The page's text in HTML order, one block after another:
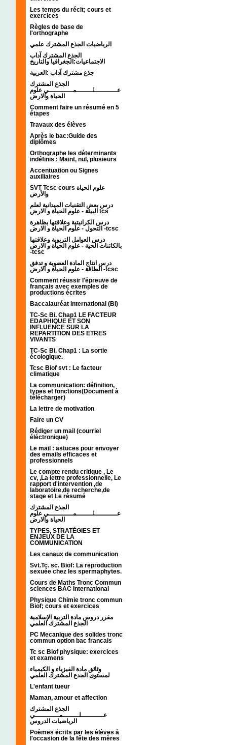
Les temps du récit; cours et
exercices
Règles de base de
l'orthographe
الرياضيات الجذع المشترك علمي
الجذع المشترك آداب
الاجتماعيات:الجغرافيا والتاريخ
جذع مشترك آداب :العربية
الجذع المشترك
عـــــــــــلــــــــمــــــــــــي علوم
الحياة والارض
Comment faire un résumé en 5
étapes
Travaux des élèves
Après le bac:Guide des
diplômes
Orthographe les déterminants
indéfinis : Maint, nul, plusieurs
Accentuation ou Signes
auxiliaires
SVT Tcsc cours علوم الحياة
والأرض
درس بعض التقنيات الميدانية لعلم
البيئة - علوم الحياة و الارض tcs
درس الكرانيتية وعلاقتها بظاهرة
التحول - علوم الحياة و الارض -tcsc
درس العوامل التربوية وعلاقتها
بالكائنات الحية - علوم الحياة و الارض
-tcsc
درس انتاج المادة العضوية و تدفق
الطاقة - علوم الحياة و الارض -tcsc
Comment réussir l'épreuve de
français avec exemples de
productions écrites
Baccalauréat international (BI)
TC-Sc Bi. Chap1 LE FACTEUR
EDAPHIQUE ET SON
INFLUENCE SUR LA
REPARTITION DES ETRES
VIVANTS
TC-Sc Bi. Chap1 : La sortie
écologique.
Tcsc Biof svt : Le facteur
climatique
La communication: définition,
types et fonctions(Document à
télécharger)
La lettre de motivation
Faire un CV
Rédiger un mail (courriel
éléctronique)
Le mail : astuces pour envoyer
des emails efficaces et
professionnels
Le compte rendu critique , Le
cv, ,La lettre professionnelle, Le
rapport d'intervention ,de
laboratoire,de recherche,de
stage et Le résumé
الجذع المشترك
عـــــــــــلــــــــمــــــــــــي علوم
الحياة والارض
TYPES, STRATÉGIES ET
ENJEUX DE LA
COMMUNICATION
Les canaux de communication
Svt.Tc. sc. Biof: La reproduction
sexuée chez les spermaphytes.
Cours de Maths Tronc Commun
sciences BAC International
Physique Chimie tronc commun
Biof; cours et exercices
مقرر دروس مادة التربية الإسلامية
الجذع المشترك العلمي
PC Mecanique des solides tronc
commun option bac francais
Tc sc Biof physique: exercices
et examens
وثائق مادة الفيزياء و الكيمياء
L'enfant tueur
Maman, amour et affection
الجذع المشترك
عـــــــــــلــــــــمــــــــــــي
الرياضيات الدروس
Poèmes écrits par les élèves à
l'occasion de la fête des mères